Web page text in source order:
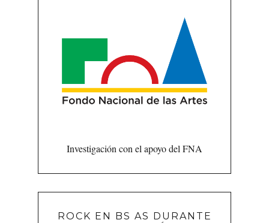
Investigación con el apoyo del FNA
ROCK EN BS AS DURANTE